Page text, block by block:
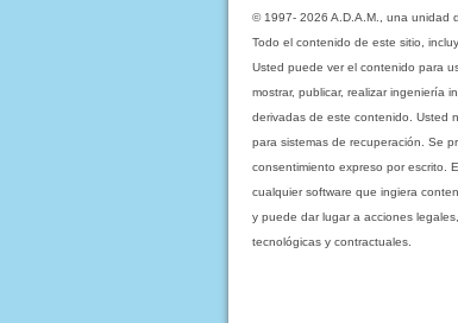
© 1997- 2026 A.D.A.M., una unidad
Todo el contenido de este sitio,
Usted puede ver el contenido para
mostrar, publicar, realizar ingeniería
derivadas de este contenido. Usted
para sistemas de recuperación. Se
consentimiento expreso por escrito.
cualquier software que ingiera
y puede dar lugar a acciones
tecnológicas y contractuales.